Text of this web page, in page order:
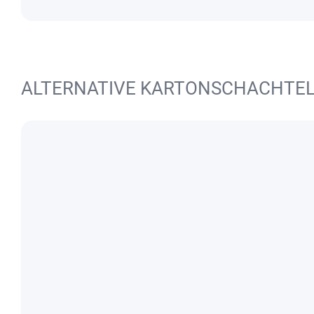
ALTERNATIVE